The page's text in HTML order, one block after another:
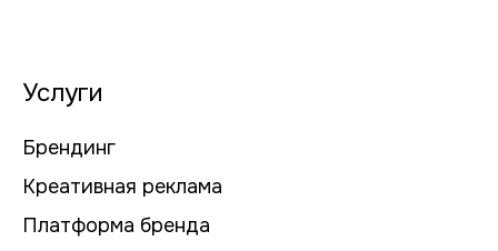
Услуги
Брендинг
Креативная реклама
Платформа бренда